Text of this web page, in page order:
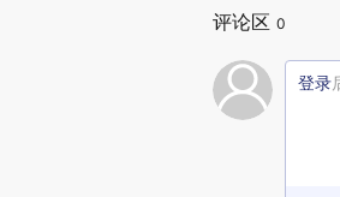
评论区 0
登录